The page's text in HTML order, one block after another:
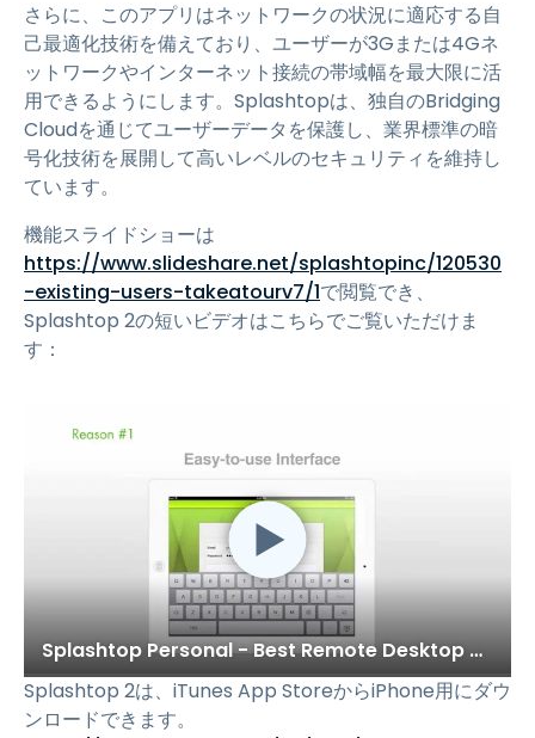
さらに、このアプリはネットワークの状況に適応する自
己最適化技術を備えており、ユーザーが3Gまたは4Gネ
ットワークやインターネット接続の帯域幅を最大限に活
用できるようにします。Splashtopは、独自のBridging
Cloudを通じてユーザーデータを保護し、業界標準の暗
号化技術を展開して高いレベルのセキュリティを維持し
ています。
機能スライドショーは
https://www.slideshare.net/splashtopinc/120530
-existing-users-takeatourv7/1で閲覧でき、
Splashtop 2の短いビデオはこちらでご覧いただけま
す：
Splashtop Personal - Best Remote Desktop App with Great Audio and Video Support
Splashtop 2は、iTunes App StoreからiPhone用にダウ
ンロードできます。